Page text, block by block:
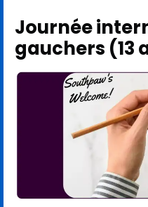
Journée
gauchers (13